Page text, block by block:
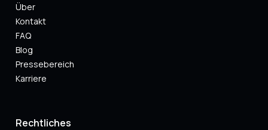
Über
Kontakt
FAQ
Blog
Pressebereich
Karriere
Rechtliches